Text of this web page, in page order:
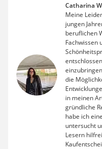
Catharina
Meine
jungen
beruflichen
Fachwissen
die
in meinen
gründliche
habe ich
untersucht
Lesern